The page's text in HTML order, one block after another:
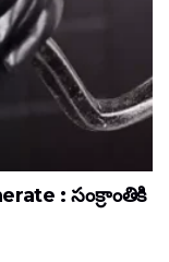
: సంక్రాంతికి